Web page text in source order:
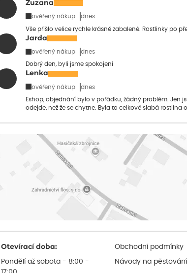
Zuzana
ověřený nákup dnes
Vše přišlo velice rychle krásně zabalené. Rostlinky po
Jarda
ověřený nákup dnes
Dobrý den, byli jsme spokojeni
Lenka
ověřený nákup dnes
Eshop, objednání bylo v pořádku, žádný problém. Jen
odejde, než že se chytne. Byla to celkově slabá rostlina
Otevírací doba:
Pondělí až sobota - 8:00 -
Obchodní podmínky
Návody na